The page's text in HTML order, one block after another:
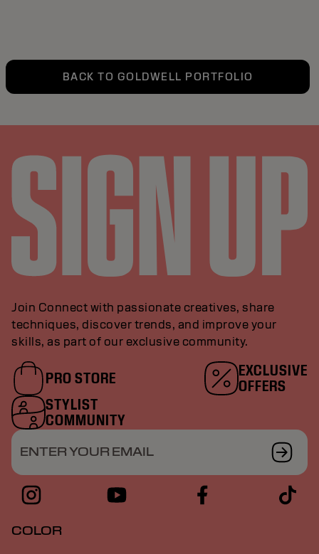
BACK TO GOLDWELL PORTFOLIO
Join Connect with passionate creatives, share
techniques, discover trends, and improve your
skills, as part of our exclusive community.
PRO STORE
EXCLUSIVE
OFFERS
STYLIST
COMMUNITY
ENTER YOUR EMAIL
COLOR